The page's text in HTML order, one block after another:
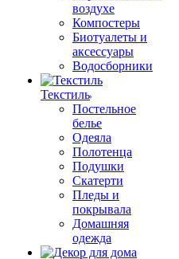
воздухе
Компостеры
Биотуалеты и
аксессуары
Водосборники
Текстиль
Постельное
белье
Одеяла
Полотенца
Подушки
Скатерти
Пледы и
покрывала
Домашняя
одежда